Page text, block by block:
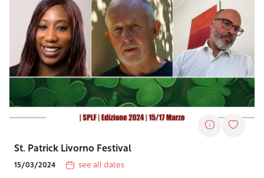
St. Patrick Livorno Festival
15/03/2024 see all dates